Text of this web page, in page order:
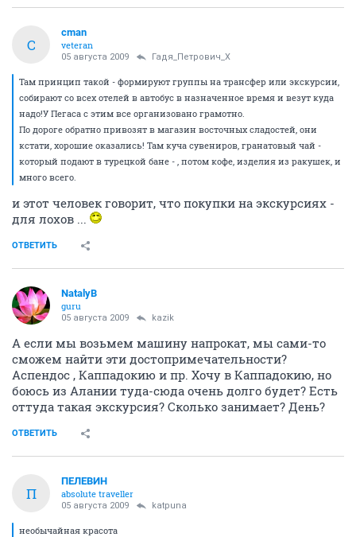
C
cman
veteran
05 августа 2009 Гадя_Петрович_Х
Там принцип такой - формируют группы на трансфер или экскурсии,
собирают со всех отелей в автобус в назначенное время и везут куда
надо!У Пегаса с этим все организовано грамотно.
По дороге обратно привозят в магазин восточных сладостей, они
кстати, хорошие оказались! Там куча сувениров, гранатовый чай -
который подают в турецкой бане - , потом кофе, изделия из ракушек, и
много всего.
и этот человек говорит, что покупки на экскурсиях -
для лохов ...
ОТВЕТИТЬ
NatalyB
guru
05 августа 2009 kazik
А если мы возьмем машину напрокат, мы сами-то
сможем найти эти достопримечательности?
Аспендос , Каппадокию и пр. Хочу в Каппадокию, но
боюсь из Алании туда-сюда очень долго будет? Есть
оттуда такая экскурсия? Сколько занимает? День?
ОТВЕТИТЬ
П
ПЕЛЕВИН
absolute traveller
05 августа 2009 katpuna
необычайная красота